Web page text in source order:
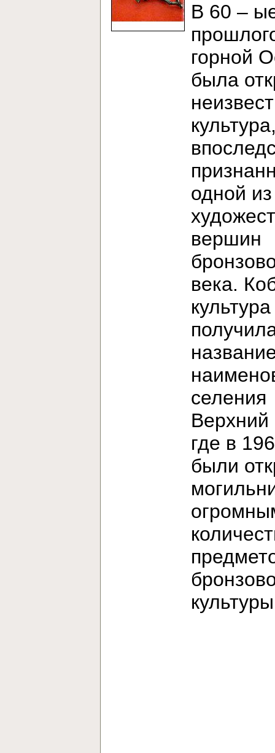
В 60 –
горной
была
одной из
вершин
века.
культура
селения
Верхний
где в
были